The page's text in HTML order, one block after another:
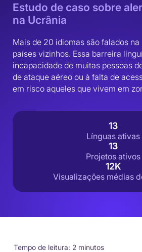
Estudo de caso sobre
na Ucrânia
Mais de 20 idiomas são falados
países vizinhos. Essa barreira
incapacidade de muitas pessoas
de ataque aéreo ou à falta de
em risco aqueles que vivem em
13
Línguas ativas
13
Projetos ativos
12K
Visualizações médias
Tempo de leitura: 2 minutos